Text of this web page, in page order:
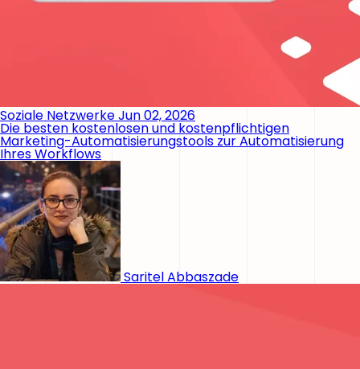
Soziale NetzwerkeJun 02, 2026
Die besten kostenlosen und kostenpflichtigen
Marketing-Automatisierungstools zur Automatisierung
Ihres Workflows
Saritel Abbaszade